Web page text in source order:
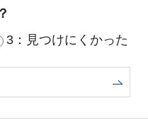
3：見つけにくかった